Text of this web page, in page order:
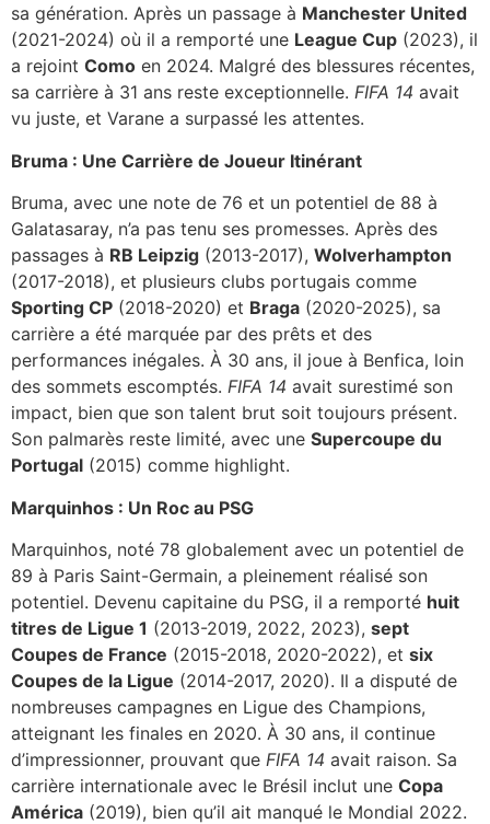
sa génération. Après un passage à Manchester United
(2021-2024) où il a remporté une League Cup (2023), il
a rejoint Como en 2024. Malgré des blessures récentes,
sa carrière à 31 ans reste exceptionnelle. FIFA 14 avait
vu juste, et Varane a surpassé les attentes.
Bruma : Une Carrière de Joueur Itinérant
Bruma, avec une note de 76 et un potentiel de 88 à
Galatasaray, n’a pas tenu ses promesses. Après des
passages à RB Leipzig (2013-2017), Wolverhampton
(2017-2018), et plusieurs clubs portugais comme
Sporting CP (2018-2020) et Braga (2020-2025), sa
carrière a été marquée par des prêts et des
performances inégales. À 30 ans, il joue à Benfica, loin
des sommets escomptés. FIFA 14 avait surestimé son
impact, bien que son talent brut soit toujours présent.
Son palmarès reste limité, avec une Supercoupe du
Portugal (2015) comme highlight.
Marquinhos : Un Roc au PSG
Marquinhos, noté 78 globalement avec un potentiel de
89 à Paris Saint-Germain, a pleinement réalisé son
potentiel. Devenu capitaine du PSG, il a remporté huit
titres de Ligue 1 (2013-2019, 2022, 2023), sept
Coupes de France (2015-2018, 2020-2022), et six
Coupes de la Ligue (2014-2017, 2020). Il a disputé de
nombreuses campagnes en Ligue des Champions,
atteignant les finales en 2020. À 30 ans, il continue
d’impressionner, prouvant que FIFA 14 avait raison. Sa
carrière internationale avec le Brésil inclut une Copa
América (2019), bien qu’il ait manqué le Mondial 2022.